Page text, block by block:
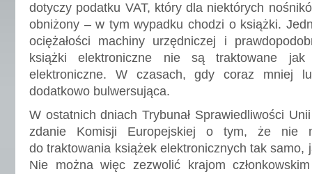
dotyczy podatku VAT, który dla niektórych
obniżony – w tym wypadku chodzi o książki.
ociężałości machiny urzędniczej i
książki elektroniczne nie są traktowane
elektroniczne. W czasach, gdy coraz mniej
dodatkowo bulwersująca.
W ostatnich dniach Trybunał Sprawiedliwości
zdanie Komisji Europejskiej o tym, że nie
do traktowania książek elektronicznych tak samo,
Nie można więc zezwolić krajom